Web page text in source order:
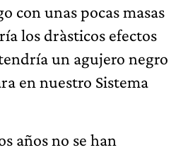
con unas pocas masas
los dràsticos efectos
un agujero negro
en nuestro Sistema
años no se han